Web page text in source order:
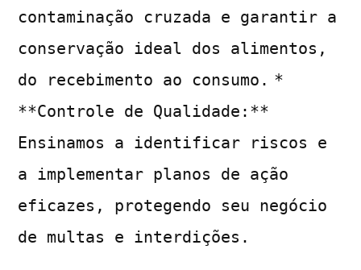
contaminação cruzada e garantir a
conservação ideal dos alimentos,
do recebimento ao consumo. *
**Controle de Qualidade:**
Ensinamos a identificar riscos e
a implementar planos de ação
eficazes, protegendo seu negócio
de multas e interdições.